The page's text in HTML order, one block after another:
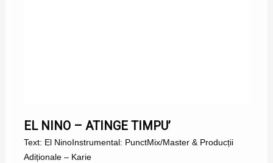
EL NINO – ATINGE TIMPU’
Text: El NinoInstrumental: PunctMix/Master & Producții
Adiționale – Karie